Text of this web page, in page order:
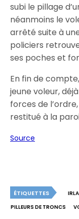
subi le pillage
néanmoins le
arrêté suite à
policiers
ses poches et
En fin de
jeune voleur,
forces de
restitué à la
Source
ÉTIQUETTES
PILLEURS DE TRONCS